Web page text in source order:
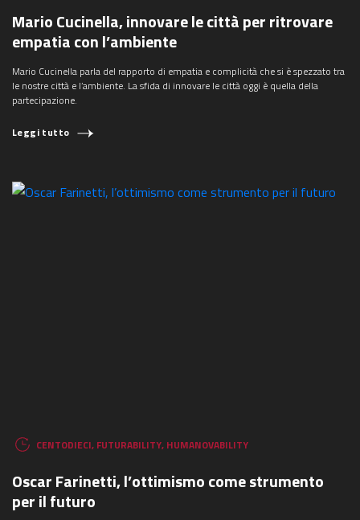
Mario Cucinella, innovare le città per ritrovare
empatia con l’ambiente
Mario Cucinella parla del rapporto di empatia e complicità che si è spezzato tra
le nostre città e l’ambiente. La sfida di innovare le città oggi è quella della
partecipazione.
Leggi tutto
CENTODIECI, FUTURABILITY, HUMANOVABILITY
Oscar Farinetti, l’ottimismo come strumento
per il futuro